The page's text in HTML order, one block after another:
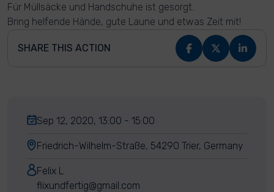
Für Müllsäcke und Handschuhe ist gesorgt.
Bring helfende Hände, gute Laune und etwas Zeit mit!
SHARE THIS ACTION
Sep 12, 2020, 13:00 - 15:00
Friedrich-Wilhelm-Straße, 54290 Trier, Germany
Felix L
flixundfertig@gmail.com